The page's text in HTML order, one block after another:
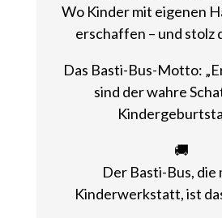
Wo Kinder mit eigenen
erschaffen – und stolz
Das Basti-Bus-Motto:
sind der wahre
🚚
Der Basti-Bus, die
Kinderwerkstatt, ist